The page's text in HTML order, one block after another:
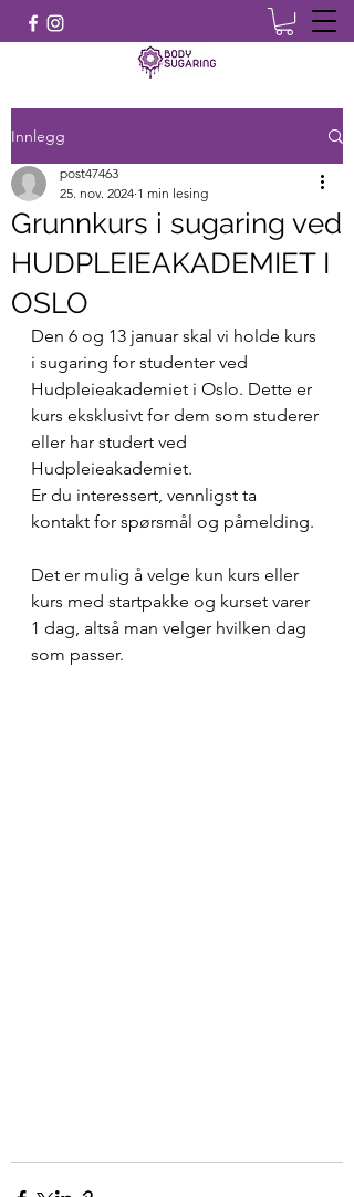
Innlegg
Grunnkurs i sugaring ved
HUDPLEIEAKADEMIET I
OSLO
post47463
25. nov. 2024 1 min lesing
Den 6 og 13 januar skal vi holde kurs
i sugaring for studenter ved
Hudpleieakademiet i Oslo. Dette er
kurs eksklusivt for dem som studerer
eller har studert ved
Hudpleieakademiet.
Er du interessert, vennligst ta
kontakt for spørsmål og påmelding.
Det er mulig å velge kun kurs eller
kurs med startpakke og kurset varer
1 dag, altså man velger hvilken dag
som passer.